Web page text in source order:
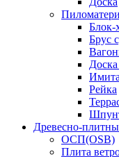
Блок-
Брус
Доска
Рейка
Древесно-
ОСП(OSB)
Плита